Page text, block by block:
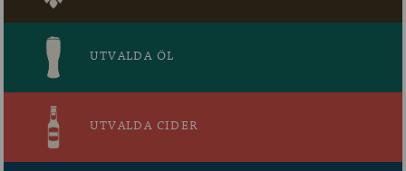
UTVALDA ÖL
UTVALDA CIDER